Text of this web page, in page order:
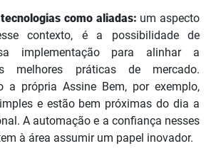
como aliadas: um aspecto
contexto, é a possibilidade de
implementação para alinhar a
melhores práticas de mercado.
a própria Assine Bem, por exemplo,
e estão bem próximas do dia a
A automação e a confiança nesses
à área assumir um papel inovador.